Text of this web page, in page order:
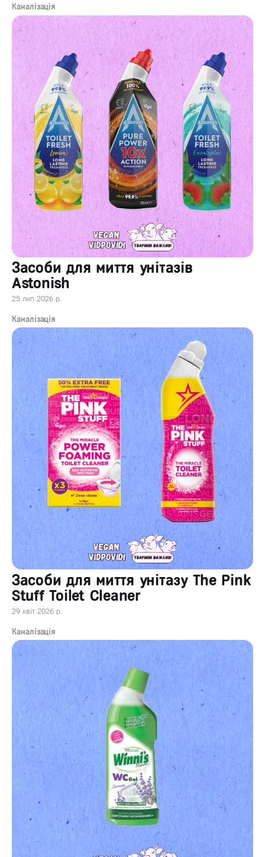
Каналізація
Засоби для миття унітазів
Astonish
25 лип 2026 р.
Каналізація
Засоби для миття унітазу The Pink
Stuff Toilet Cleaner
29 квіт 2026 р.
Каналізація